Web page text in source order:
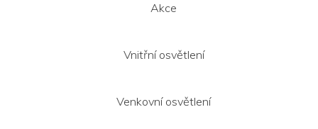
Akce
Vnitřní osvětlení
Venkovní osvětlení